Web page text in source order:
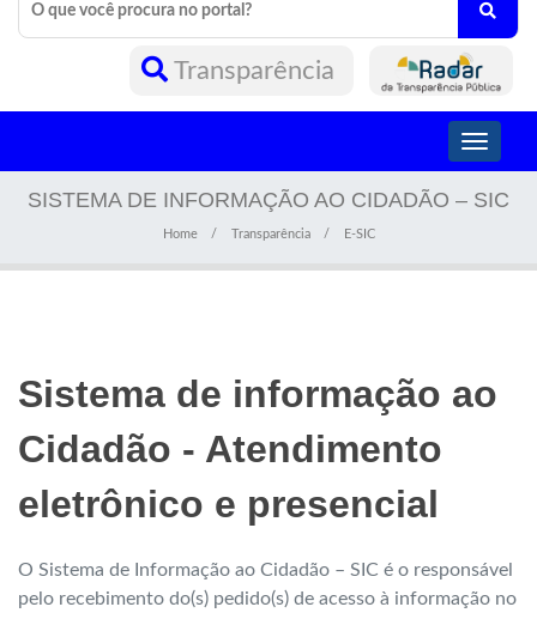
Transparência
Toggle
SISTEMA DE INFORMAÇÃO AO CIDADÃO – SIC
Home Transparência E-SIC
Sistema de informação ao
Cidadão - Atendimento
eletrônico e presencial
O Sistema de Informação ao Cidadão – SIC é o responsável
pelo recebimento do(s) pedido(s) de acesso à informação no